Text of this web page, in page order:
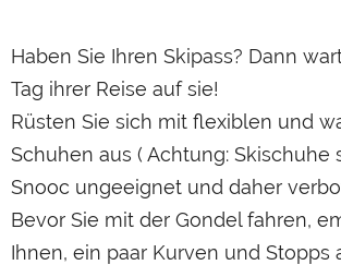
Haben Sie Ihren Skipass? Dann
Tag ihrer Reise auf sie!
Rüsten Sie sich mit flexiblen und
Schuhen aus ( Achtung: Skischuhe
Snooc ungeeignet und daher
Bevor Sie mit der Gondel fahren,
Ihnen, ein paar Kurven und Stopps